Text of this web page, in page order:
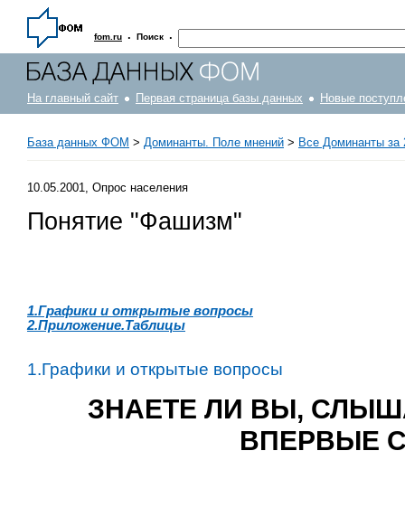
fom.ru · Поиск ·
На главный сайт Первая страница базы данных Новые
База данных ФОМ > Доминанты. Поле мнений > Все Доминанты за
10.05.2001, Опрос населения
Понятие "Фашизм"
1.Графики и открытые вопросы
2.Приложение.Таблицы
1.Графики и открытые вопросы
ЗНАЕТЕ ЛИ ВЫ,
ВПЕРВЫЕ